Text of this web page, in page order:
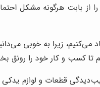
از بابت هرگونه مشکل
می‌کنیم، زیرا به خوبی
کسب و کار خود را رونق
قطعات و لوازم یدکی